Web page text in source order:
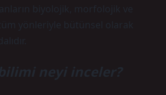
biyolojik, morfolojik ve
tüm yönleriyle bütünsel olarak
neyi inceler?